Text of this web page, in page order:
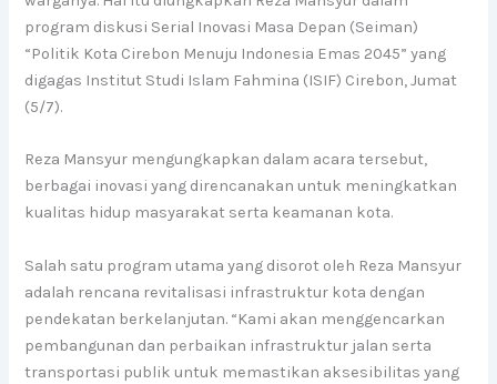
program diskusi Serial Inovasi Masa Depan (Seiman)
“Politik Kota Cirebon Menuju Indonesia Emas 2045” yang
digagas Institut Studi Islam Fahmina (ISIF) Cirebon, Jumat
(5/7).
Reza Mansyur mengungkapkan dalam acara tersebut,
berbagai inovasi yang direncanakan untuk meningkatkan
kualitas hidup masyarakat serta keamanan kota.
Salah satu program utama yang disorot oleh Reza Mansyur
adalah rencana revitalisasi infrastruktur kota dengan
pendekatan berkelanjutan. “Kami akan menggencarkan
pembangunan dan perbaikan infrastruktur jalan serta
transportasi publik untuk memastikan aksesibilitas yang